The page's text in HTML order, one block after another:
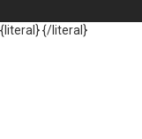
{literal}{/literal}